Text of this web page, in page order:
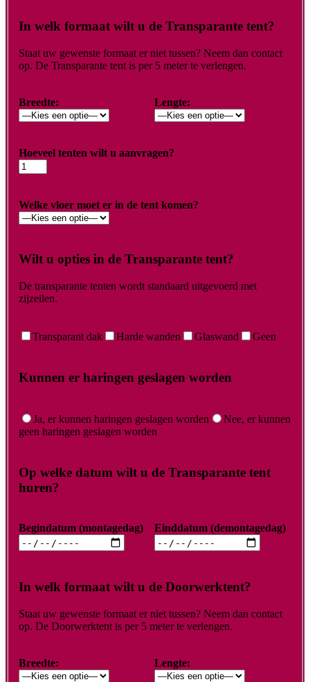
In welk formaat wilt u de Transparante tent?
Staat uw gewenste formaat er niet tussen? Neem dan contact
op. De Transparante tent is per 5 meter te verlengen.
Breedte: Lengte:
Hoeveel tenten wilt u aanvragen?
Welke vloer moet er in de tent komen?
Wilt u opties in de Transparante tent?
De transparante tenten wordt standaard uitgevoerd met
zijzeilen.
Transparant dak Harde wanden Glaswand Geen
Kunnen er haringen geslagen worden
Ja, er kunnen haringen geslagen worden
Nee, er kunnen
geen haringen geslagen worden
Op welke datum wilt u de Transparante tent
huren?
Begindatum (montagedag) Einddatum (demontagedag)
In welk formaat wilt u de Doorwerktent?
Staat uw gewenste formaat er niet tussen? Neem dan contact
op. De Doorwerktent is per 5 meter te verlengen.
Breedte: Lengte: